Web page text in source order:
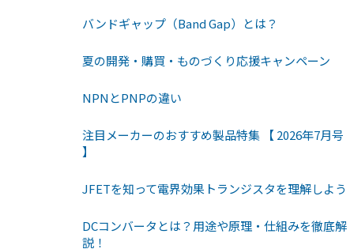
バンドギャップ（Band Gap）とは？
夏の開発・購買・ものづくり応援キャンペーン
NPNとPNPの違い
注目メーカーのおすすめ製品特集 【 2026年7月号
】
JFETを知って電界効果トランジスタを理解しよう
DCコンバータとは？用途や原理・仕組みを徹底解
説！